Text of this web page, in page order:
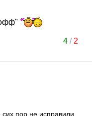
4/ 2
сих пор не исправили